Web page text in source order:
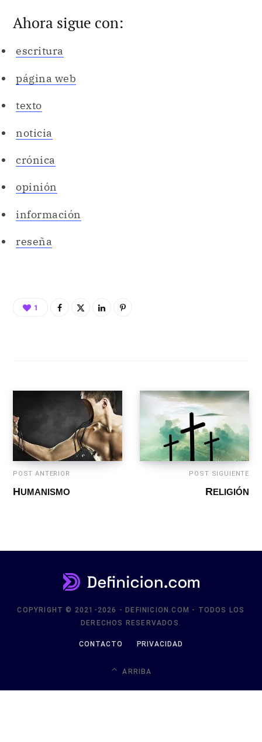
Ahora sigue con:
escritura
página web
texto
noticia
crónica
opinión
información
reseña
1
POST ANTERIOR
HUMANISMO
POST SIGUIENTE
RELIGIÓN
COPYRIGHT © 2021-2026 - DEFINICION.COM - TODOS LOS
DERECHOS RESERVADOS.
CONTACTO PRIVACIDAD
ARRIBA